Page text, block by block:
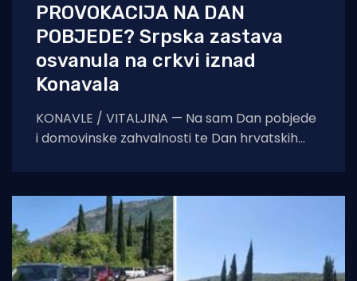
PROVOKACIJA NA DAN
POBJEDE? Srpska zastava
osvanula na crkvi iznad
Konavala
KONAVLE / VITALJINA — Na sam Dan pobjede
i domovinske zahvalnosti te Dan hrvatskih